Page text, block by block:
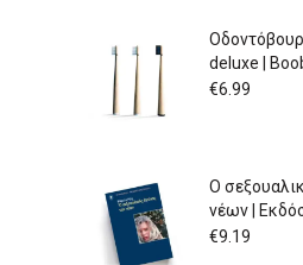
deluxe |
€6.99
Ο
νέων |
€9.19